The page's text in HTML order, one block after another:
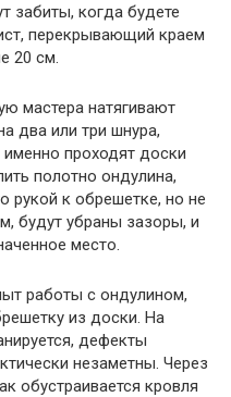
забиты, когда будете
перекрывающий краем
20 см.
мастера натягивают
два или три шнура,
проходят доски
полотно ондулина,
рукой к обрешетке, но не
будут убраны зазоры, и
место.
работы с ондулином,
из доски. На
дефекты
незаметны. Через
обустраивается кровля